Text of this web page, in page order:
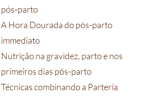
pós-parto
A Hora Dourada do pós-parto
immediato
Nutrição na gravidez, parto e nos
primeiros dias pós-parto
Técnicas combinando a Partería